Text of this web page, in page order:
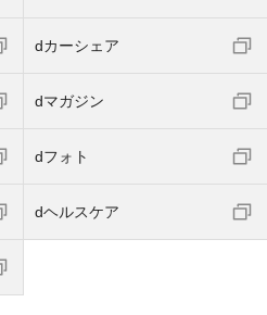
dカーシェア
dマガジン
dフォト
dヘルスケア